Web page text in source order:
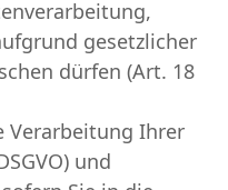
gesetzlicher
dürfen (Art. 18
Verarbeitung Ihrer
und